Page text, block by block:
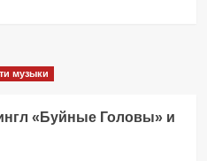
музыки
«Буйные Головы» и